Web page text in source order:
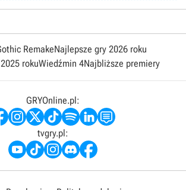
RemakeNajlepsze gry 2026 roku
rokuWiedźmin 4Najbliższe premiery
GRYOnline.pl:
tvgry.pl: